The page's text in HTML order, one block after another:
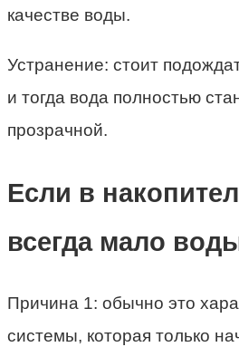
качестве воды.
Устранение: стоит
и тогда вода полностью
прозрачной.
Если в
всегда мало
Причина 1: обычно это
системы, которая только